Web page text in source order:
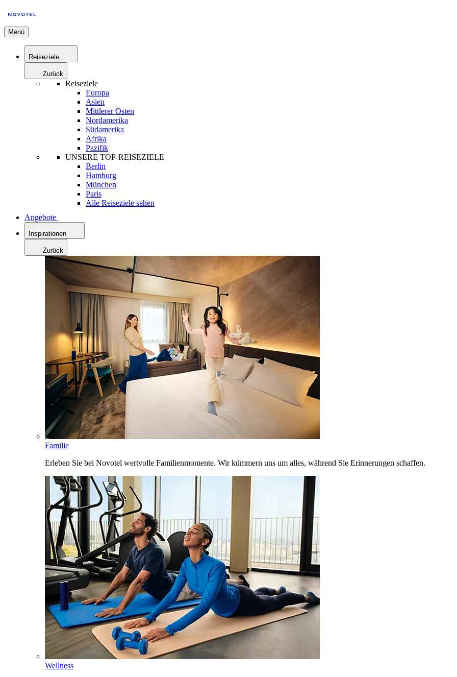
Menü
Reiseziele
Zurück
Reiseziele
Europa
Asien
Mittlerer Osten
Nordamerika
Südamerika
Afrika
Pazifik
UNSERE TOP-REISEZIELE
Berlin
Hamburg
München
Paris
Alle Reiseziele sehen
Angebote
Inspirationen
Zurück
Familie
Erleben Sie bei Novotel wertvolle Familienmomente. Wir kümmern uns um alles, während Sie Erinnerungen schaffen.
Wellness